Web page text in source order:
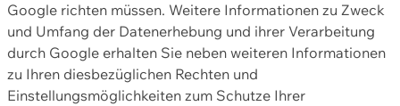
Google richten müssen. Weitere Informationen zu Zweck
und Umfang der Datenerhebung und ihrer Verarbeitung
durch Google erhalten Sie neben weiteren Informationen
zu Ihren diesbezüglichen Rechten und
Einstellungsmöglichkeiten zum Schutze Ihrer